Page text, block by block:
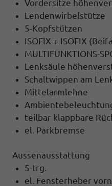
Vordersitze
Lendenwirbelstütze
5-Kopfstützen
ISOFIX + ISOFIX
MULTIFUNKTIONS-
Lenksäule
Schaltwippen am
Mittelarmlehne
teilbar klappbare
el. Parkbremse
Aussenausstattung
5-trg.
el. Fensterheber